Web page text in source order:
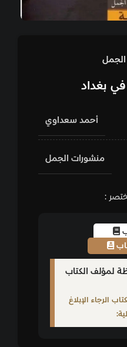
في بغداد
أحمد سعداوي
منشورات الجمل
:
لمؤلف الكتاب
الرجاء الإبلاغ